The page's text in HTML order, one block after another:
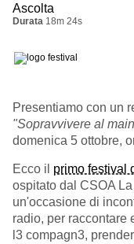
Ascolta
Durata 18m 24s
Presentiamo con un
"Sopravvivere al
domenica 5 ottobre,
Ecco il primo festival
ospitato dal CSOA La
un'occasione di
radio, per raccontare
l3 compagn3,